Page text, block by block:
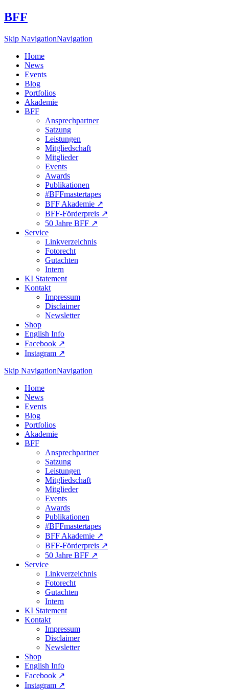
BFF
Skip NavigationNavigation
Home
News
Events
Blog
Portfolios
Akademie
BFF
Ansprechpartner
Satzung
Leistungen
Mitgliedschaft
Mitglieder
Events
Awards
Publikationen
#BFFmastertapes
BFF Akademie ↗︎
BFF-Förderpreis ↗︎
50 Jahre BFF ↗︎
Service
Linkverzeichnis
Fotorecht
Gutachten
Intern
KI Statement
Kontakt
Impressum
Disclaimer
Newsletter
Shop
English Info
Facebook ↗︎
Instagram ↗︎
Skip NavigationNavigation
Home
News
Events
Blog
Portfolios
Akademie
BFF
Ansprechpartner
Satzung
Leistungen
Mitgliedschaft
Mitglieder
Events
Awards
Publikationen
#BFFmastertapes
BFF Akademie ↗︎
BFF-Förderpreis ↗︎
50 Jahre BFF ↗︎
Service
Linkverzeichnis
Fotorecht
Gutachten
Intern
KI Statement
Kontakt
Impressum
Disclaimer
Newsletter
Shop
English Info
Facebook ↗︎
Instagram ↗︎